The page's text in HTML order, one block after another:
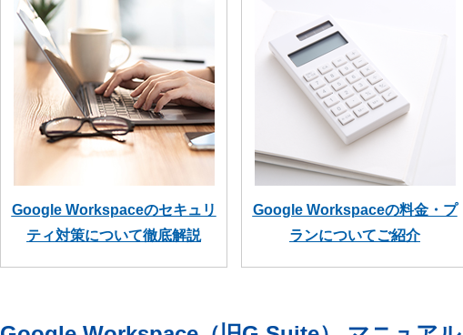
Google Workspaceのセキュリ
ティ対策について徹底解説
Google Workspaceの料金・プ
ランについてご紹介